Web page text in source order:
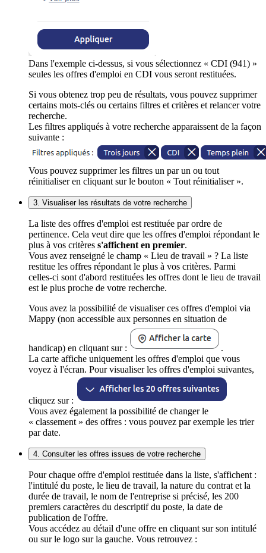
Dans l'exemple ci-dessus, si vous sélectionnez « CDI (941) »
seules les offres d'emploi en CDI vous seront restituées.
Si vous obtenez trop peu de résultats, vous pouvez supprimer
certains mots-clés ou certains filtres et critères et relancer votre
recherche.
Les filtres appliqués à votre recherche apparaissent de la façon
suivante :
Vous pouvez supprimer les filtres un par un ou tout
réinitialiser en cliquant sur le bouton « Tout réinitialiser ».
3. Visualiser les résultats de votre recherche
La liste des offres d'emploi est restituée par ordre de
pertinence. Cela veut dire que les offres d'emploi répondant le
plus à vos critères s'affichent en premier.
Vous avez renseigné le champ « Lieu de travail » ? La liste
restitue les offres répondant le plus à vos critères. Parmi
celles-ci sont d'abord restituées les offres dont le lieu de travail
est le plus proche de votre recherche.
Vous avez la possibilité de visualiser ces offres d'emploi via
Mappy (non accessible aux personnes en situation de
handicap) en cliquant sur :
.
La carte affiche uniquement les offres d'emploi que vous
voyez à l'écran. Pour visualiser les offres d'emploi suivantes,
cliquez sur :
Vous avez également la possibilité de changer le
« classement » des offres : vous pouvez par exemple les trier
par date.
4. Consulter les offres issues de votre recherche
Pour chaque offre d'emploi restituée dans la liste, s'affichent :
l'intitulé du poste, le lieu de travail, la nature du contrat et la
durée de travail, le nom de l'entreprise si précisé, les 200
premiers caractères du descriptif du poste, la date de
publication de l'offre.
Vous accédez au détail d'une offre en cliquant sur son intitulé
ou sur le logo sur la gauche. Vous retrouvez :